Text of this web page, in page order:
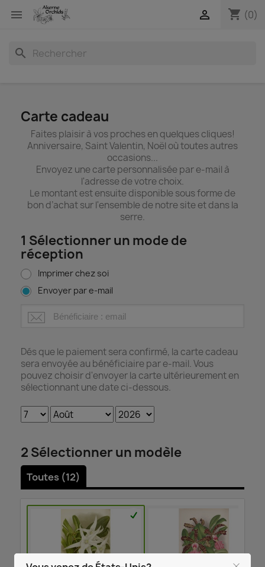
 shopping_cart (0)

search
Carte cadeau
Faites plaisir à vos proches en quelques cliques!
Anniversaire, Saint Valentin, Noël où toutes autres
occasions...
Envoyez une carte personnalisée par e-mail à
l'adresse de votre choix.
Le montant est ensuite disponible sous forme de
bon d’achat sur l'ensemble de notre site et dans la
serre.
1 Sélectionner un mode de
réception
Imprimer chez soi
Envoyer par e-mail
Dés que le paiement sera confirmé, la carte cadeau
sera envoyée au bénéficiaire par e-mail. Vous
pouvez choisir d'envoyer la carte ultérieurement en
sélectionnant une date ci-dessous.
2 Sélectionner un modèle
Toutes (12)